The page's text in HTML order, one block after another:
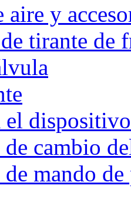
aire y
tirante de
el
cambio
mando de